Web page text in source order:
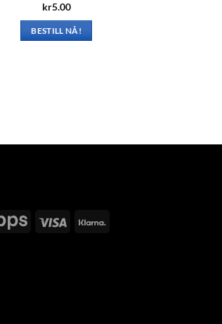
kr5.00
BESTILL NÅ!
Vipps Visa